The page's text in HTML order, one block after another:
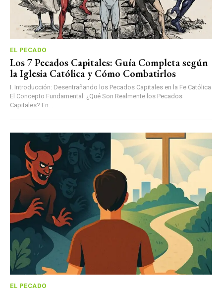
EL PECADO
Los 7 Pecados Capitales: Guía Completa según
la Iglesia Católica y Cómo Combatirlos
I. Introducción: Desentrañando los Pecados Capitales en la Fe Católica
El Concepto Fundamental: ¿Qué Son Realmente los Pecados
Capitales? En...
EL PECADO